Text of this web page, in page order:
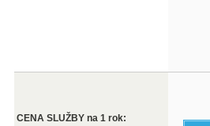
CENA SLUŽBY na 1 rok: